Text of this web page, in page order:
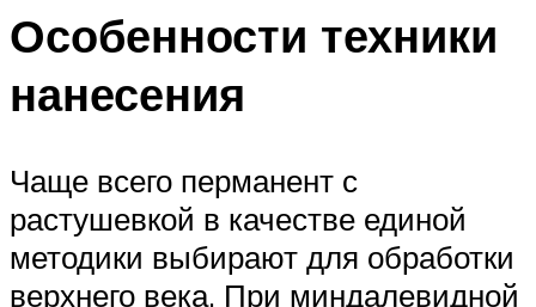
Особенности техники
нанесения
Чаще всего перманент с
растушевкой в качестве единой
методики выбирают для обработки
верхнего века. При миндалевидной